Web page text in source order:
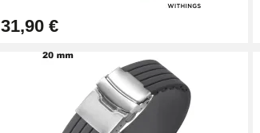
31,90 €